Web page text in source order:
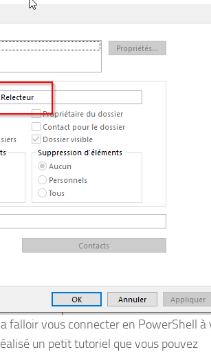
falloir vous connecter en PowerShell à
un petit tutoriel que vous pouvez